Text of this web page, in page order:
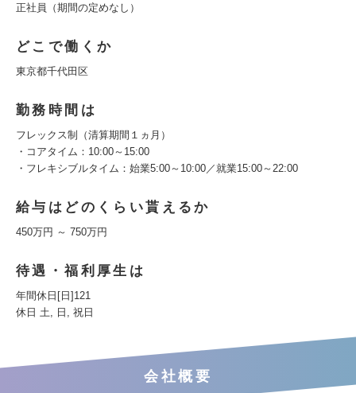
正社員（期間の定めなし）
どこで働くか
東京都千代田区
勤務時間は
フレックス制（清算期間１ヵ月）
・コアタイム：10:00～15:00
・フレキシブルタイム：始業5:00～10:00／就業15:00～22:00
給与はどのくらい貰えるか
450万円 ～ 750万円
待遇・福利厚生は
年間休日[日]121
休日 土, 日, 祝日
会社概要